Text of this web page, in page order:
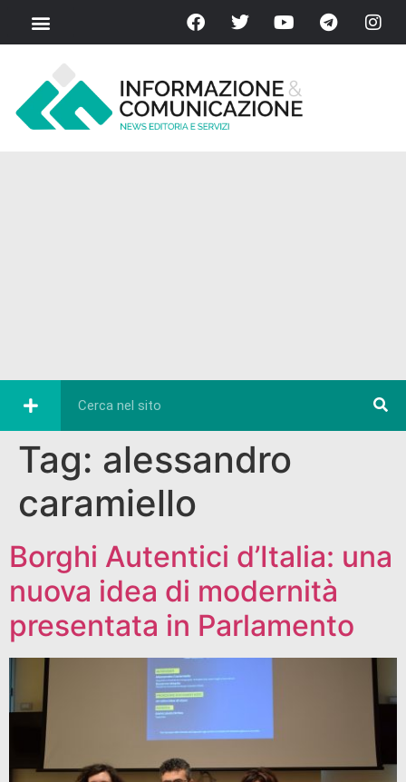
Tag: alessandro
caramiello
Borghi Autentici d’Italia: una
nuova idea di modernità
presentata in Parlamento